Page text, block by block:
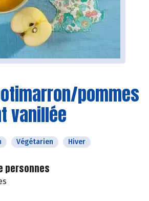
pommes
vanillée
Végétarien Hiver
personnes